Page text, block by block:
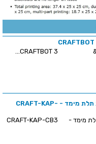
משטח קפטון למדפסת תלת מימד - CRAFT-KAP-
משטח קפטון למדפסת תלת מימד - CRAFT-KAP-CB3